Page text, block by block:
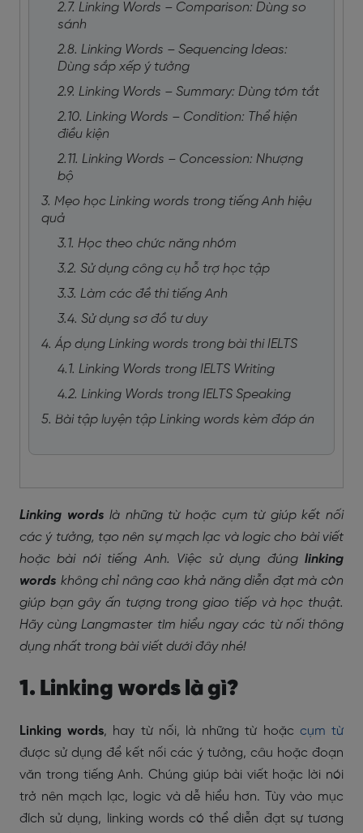
2.7. Linking Words – Comparison: Dùng so
sánh
2.8. Linking Words – Sequencing Ideas:
Dùng sắp xếp ý tưởng
2.9. Linking Words – Summary: Dùng tóm tắt
2.10. Linking Words – Condition: Thể hiện
điều kiện
2.11. Linking Words – Concession: Nhượng
bộ
3. Mẹo học Linking words trong tiếng Anh hiệu
quả
3.1. Học theo chức năng nhóm
3.2. Sử dụng công cụ hỗ trợ học tập
3.3. Làm các đề thi tiếng Anh
3.4. Sử dụng sơ đồ tư duy
4. Áp dụng Linking words trong bài thi IELTS
4.1. Linking Words trong IELTS Writing
4.2. Linking Words trong IELTS Speaking
5. Bài tập luyện tập Linking words kèm đáp án
Linking words là những từ hoặc cụm từ giúp kết nối
các ý tưởng, tạo nên sự mạch lạc và logic cho bài viết
hoặc bài nói tiếng Anh. Việc sử dụng đúng linking
words không chỉ nâng cao khả năng diễn đạt mà còn
giúp bạn gây ấn tượng trong giao tiếp và học thuật.
Hãy cùng Langmaster tìm hiểu ngay các từ nối thông
dụng nhất trong bài viết dưới đây nhé!
1. Linking words là gì?
Linking words, hay từ nối, là những từ hoặc cụm từ
được sử dụng để kết nối các ý tưởng, câu hoặc đoạn
văn trong tiếng Anh. Chúng giúp bài viết hoặc lời nói
trở nên mạch lạc, logic và dễ hiểu hơn. Tùy vào mục
đích sử dụng, linking words có thể diễn đạt sự tương